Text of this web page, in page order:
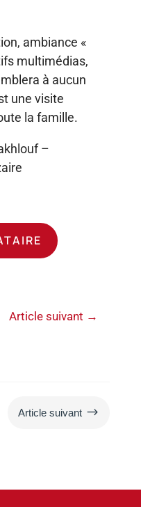
ambiance «
multimédias,
à aucun
une visite
la famille.
–
Article suivant →
Article suivant $